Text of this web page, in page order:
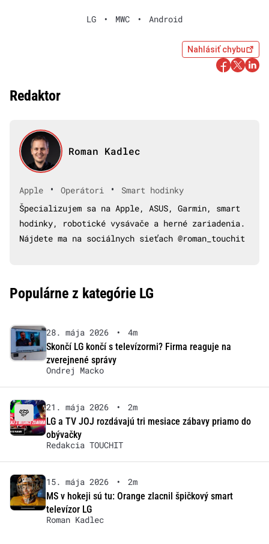
LG • MWC • Android
Nahlásiť chybu
Redaktor
Roman Kadlec
Apple • Operátori •
Smart hodinky
Špecializujem sa na Apple, ASUS, Garmin, smart
hodinky, robotické vysávače a herné zariadenia.
Nájdete ma na sociálnych sieťach @roman_touchit
Populárne z kategórie LG
28. mája 2026 •
4m
Skončí LG končí s televízormi? Firma reaguje na
zverejnené správy
Ondrej Macko
21. mája 2026 •
2m
LG a TV JOJ rozdávajú tri mesiace zábavy priamo do
obývačky
Redakcia TOUCHIT
15. mája 2026 •
2m
MS v hokeji sú tu: Orange zlacnil špičkový smart
televízor LG
Roman Kadlec